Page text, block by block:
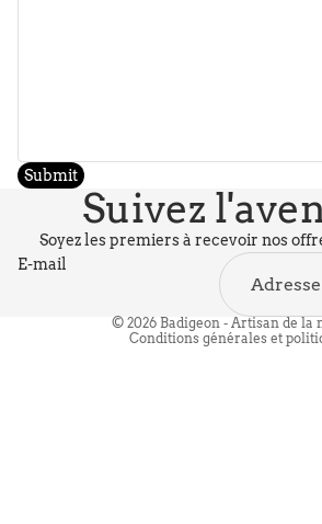
Submit
Suivez
Soyez les premiers à recevoir nos
E-mail
© 2026 Badigeon - Artisan de la
Conditions générales et
Politique de remboursement
Politique d’expédition
Conditions générales de vente
Mentions légales